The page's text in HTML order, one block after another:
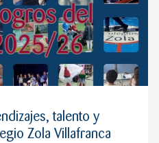
talento y
Zola Villafranca